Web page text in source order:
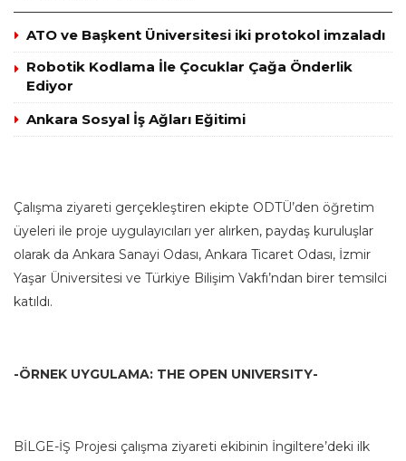
ATO ve Başkent Üniversitesi iki protokol imzaladı
Robotik Kodlama İle Çocuklar Çağa Önderlik
Ediyor
Ankara Sosyal İş Ağları Eğitimi
Çalışma ziyareti gerçekleştiren ekipte ODTÜ’den öğretim
üyeleri ile proje uygulayıcıları yer alırken, paydaş kuruluşlar
olarak da Ankara Sanayi Odası, Ankara Ticaret Odası, İzmir
Yaşar Üniversitesi ve Türkiye Bilişim Vakfı’ndan birer temsilci
katıldı.
-ÖRNEK UYGULAMA: THE OPEN UNIVERSITY-
BİLGE-İŞ Projesi çalışma ziyareti ekibinin İngiltere’deki ilk